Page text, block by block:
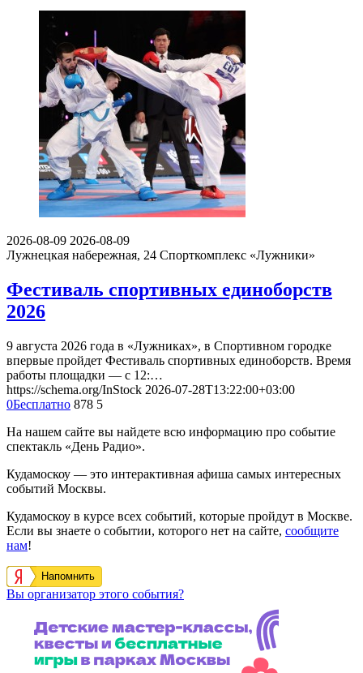
2026-08-09 2026-08-09
Лужнецкая набережная, 24 Спорткомплекс «Лужники»
Фестиваль спортивных единоборств
2026
9 августа 2026 года в «Лужниках», в Спортивном городке
впервые пройдет Фестиваль спортивных единоборств. Время
работы площадки — с 12:…
https://schema.org/InStock 2026-07-28T13:22:00+03:00
0Бесплатно 878 5
На нашем сайте вы найдете всю информацию про событие
спектакль «День Радио».
Кудамоскоу — это интерактивная афиша самых интересных
событий Москвы.
Кудамоскоу в курсе всех событий, которые пройдут в Москве.
Если вы знаете о событии, которого нет на сайте, сообщите
нам!
Напомнить
Вы организатор этого события?